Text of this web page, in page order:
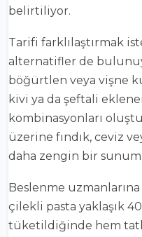
belirtiliyor.
Tarifi farklılaştırmak
alternatifler de
böğürtlen veya vişne
kivi ya da şeftali
kombinasyonları
üzerine fındık, ceviz
daha zengin bir
Beslenme
çilekli pasta yaklaşık
tüketildiğinde hem